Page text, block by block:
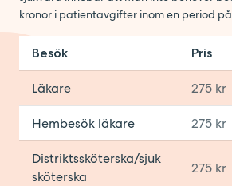
kronor i patientavgifter inom en period
Besök Pris
Läkare 275 kr
Hembesök läkare 275 kr
Distriktssköterska/sjuk
sköterska
275 kr